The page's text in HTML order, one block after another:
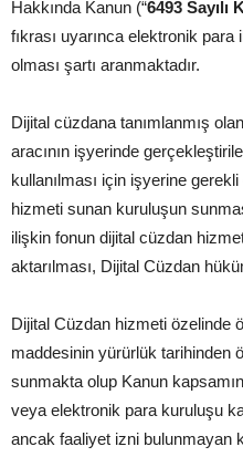
Hakkında Kanun (“6493 Sayılı
fıkrası uyarınca elektronik
olması şartı aranmaktadır.
Dijital cüzdana tanımlanmış
aracının işyerinde
kullanılması için işyerine
hizmeti sunan kuruluşun
ilişkin fonun dijital cüzdan
aktarılması, Dijital Cüzdan
Dijital Cüzdan hizmeti özelinde
maddesinin yürürlük tarihinden
sunmakta olup Kanun
veya elektronik para kuruluşu
ancak faaliyet izni bulunmayan